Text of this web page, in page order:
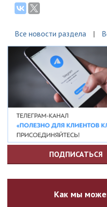
Все новости раздела
ПОДПИСАТЬСЯ
Как мы